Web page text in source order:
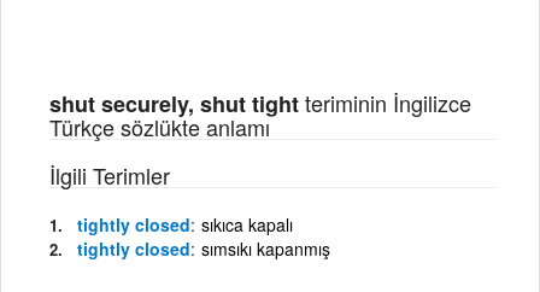
shut securely, shut tightteriminin İngilizce
Türkçe sözlükte anlamı
İlgili Terimler
tightly closed sıkıca kapalı
tightly closed sımsıkı kapanmış